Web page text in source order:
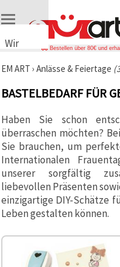
Wir
Cookies
verwenden
und
ähnliche
Technologien,
um das
ordnungsgemäße
Funktionieren
der Website
sicherzustellen,
Ihr
Nutzungserlebnis
zu
Einwilligung,
Bestellen über 80€ und
EM ART › Anlässe & Feiertage
BASTELBEDARF FÜR
Haben Sie schon
überraschen möchten?
Sie brauchen, um
Internationalen
unserer sorgfältig
liebevollen Präsenten
einzigartige DIY-Schätze
Leben gestalten können.